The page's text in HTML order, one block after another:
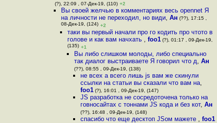
(?), 22:09 , 07-Дек-19, (110) +2
Вы своей желчью в комментариях весь opennet Я
на личности не переходил, но види, Ан (??), 17:15 ,
08-Дек-19, (124) +2
таки вы первый начали про го кодить про чтото в
голове и как вам начхать ,foo1 (?), 01:17 , 09-Дек-19,
(135) +1
Вы либо слишком молоды, либо специально
так диалог выстраиваете Я говорил что д, Ан
(??), 08:55 , 09-Дек-19, (138)
не всех а всего лишь js вам же скинули
ссылки на статьи вы сказали что вам на,
foo1(?), 16:01 , 09-Дек-19, (147)
JS разработка не сосредоточена только на
говносайтах с тоннами JS кода и без кот, Ан
(??), 16:48 , 09-Дек-19, (148)
спасибо что еще десктоп JSом мажете , foo1